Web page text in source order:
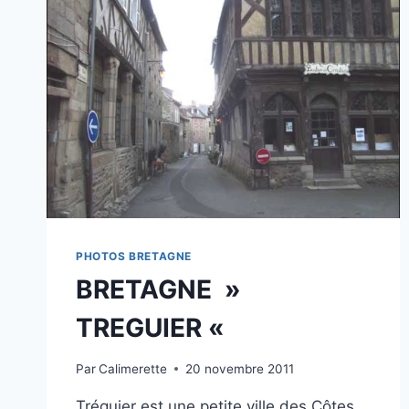
PHOTOS BRETAGNE
BRETAGNE »
TREGUIER «
ParCalimerette 20 novembre 2011